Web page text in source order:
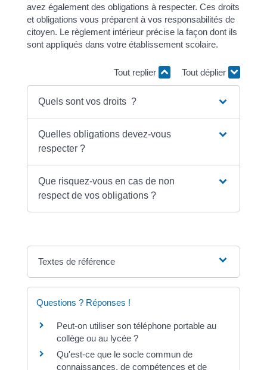
avez également des obligations à respecter. Ces droits
et obligations vous préparent à vos responsabilités de
citoyen. Le règlement intérieur précise la façon dont ils
sont appliqués dans votre établissement scolaire.
Tout replier Tout déplier
Quels sont vos droits ?
Quelles obligations devez-vous
respecter ?
Que risquez-vous en cas de non
respect de vos obligations ?
Textes de référence
Questions ? Réponses !
Peut-on utiliser son téléphone portable au
collège ou au lycée ?
Qu'est-ce que le socle commun de
connaissances, de compétences et de